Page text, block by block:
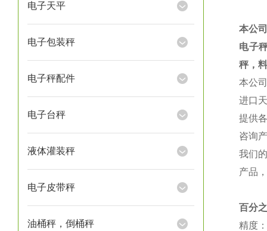
电子天平
电子包装秤
电子秤配件
电子台秤
液体灌装秤
电子皮带秤
油桶秤，倒桶秤
本公
电子
秤，
本公
进口
提供
咨询
我们
产品
百分
精度